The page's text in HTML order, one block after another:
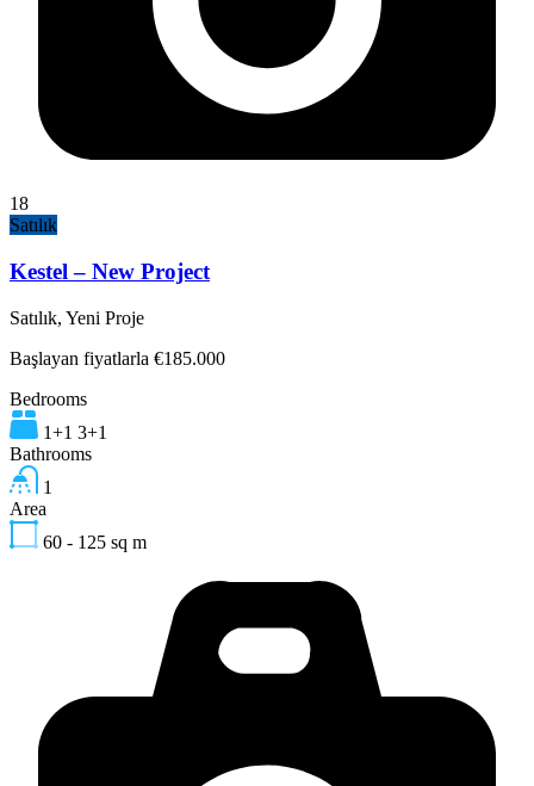
18
Satılık
Kestel – New Project
Satılık, Yeni Proje
Başlayan fiyatlarla €185.000
Bedrooms
1+1 3+1
Bathrooms
1
Area
60 - 125 sq m